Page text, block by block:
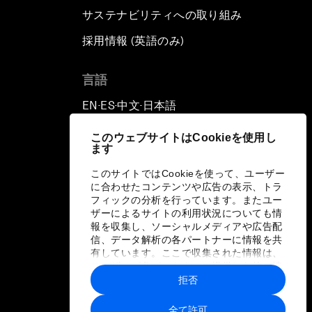
このウェブサイトはCookieを使用し
ます
このサイトではCookieを使って、ユーザー
に合わせたコンテンツや広告の表示、トラ
フィックの分析を行っています。またユー
ザーによるサイトの利用状況についても情
報を収集し、ソーシャルメディアや広告配
信、データ解析の各パートナーに情報を共
有しています。ここで収集された情報は、
ユーザーが各パートナーに提供した他の情
報や各パートナーのサービスを使用した際
に収集された情報と組み合わされ、各パー
トナーによって使用されることがありま
全て許可
拒否
サステナビリティへの取り組み
採用情報 (英語のみ)
言語
EN ▪ES▪中文▪ 日本語